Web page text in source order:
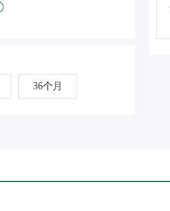
36个月